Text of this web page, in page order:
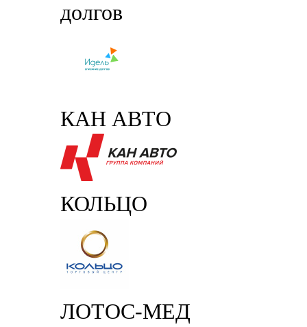
долгов
КАН АВТО
КОЛЬЦО
ЛОТОС-МЕД